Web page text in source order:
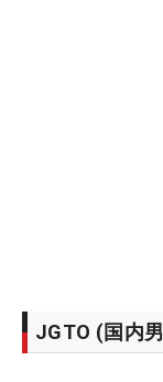
JGTO (国内